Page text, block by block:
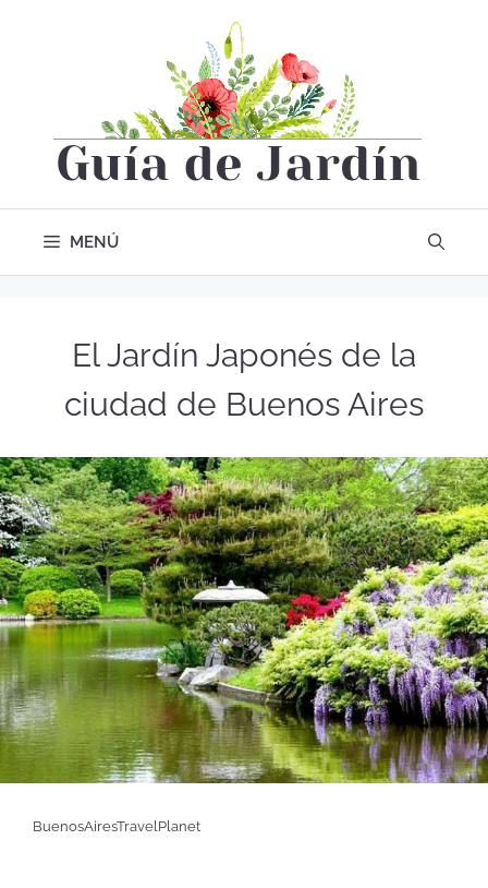
MENÚ
El Jardín Japonés de la
ciudad de Buenos Aires
BuenosAiresTravelPlanet